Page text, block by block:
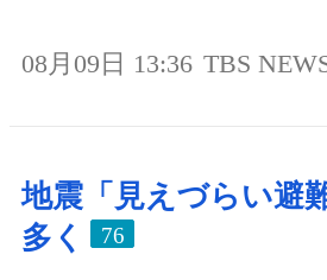
08月09日 13:36 TBS
地震「見えづらい避
多く
76